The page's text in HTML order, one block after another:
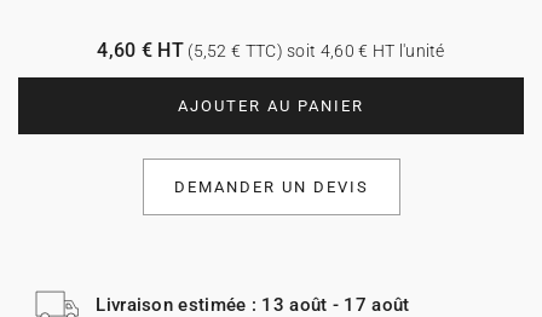
AJOUTER AU PANIER
4,60 € HT(5,52 € TTC) soit 4,60 € HT l'unité
DEMANDER UN DEVIS
Livraison estimée : 13 août - 17 août